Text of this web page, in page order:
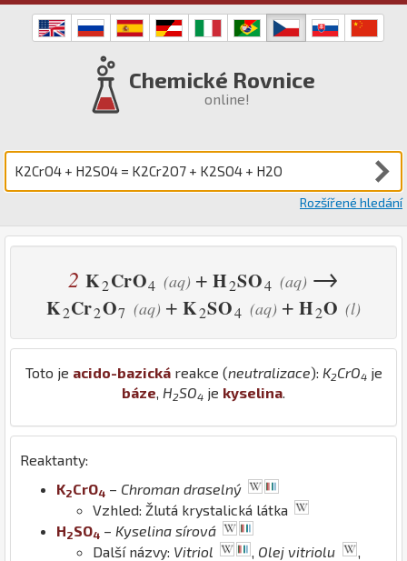
Chemické Rovnice
online!
Rozšířené hledání
2 K2CrO4 (aq) + H2SO4 (aq) →
K2Cr2O7 (aq) + K2SO4 (aq) + H2O (l)
Toto je acido-bazickáreakce (neutralizace): K2CrO4 je
báze H2SO4 je kyselina
Reaktanty:
K2CrO4 – Chroman draselný
Vzhled: Žlutá krystalická látka
H2SO4 – Kyselina sírová
Další názvy: Vitriol , Olej vitriolu
,